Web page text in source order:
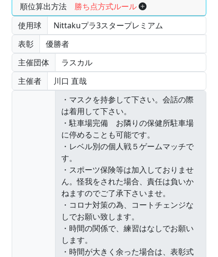
順位算出方法 勝ち点方式ルール
使用球
Nittakuプラ3スタープレミアム
表彰
優勝者
主催団体
ラスカル
主催者
川口 直哉